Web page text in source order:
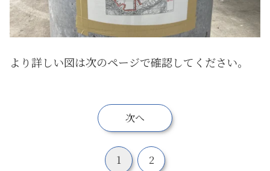
より詳しい図は次のページで確認してください。
次へ
1 2